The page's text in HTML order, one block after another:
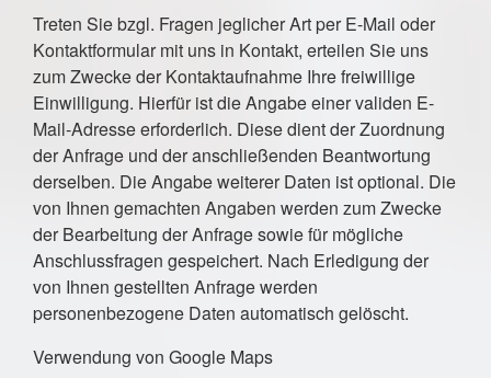
Treten Sie bzgl. Fragen jeglicher Art per E-Mail oder
Kontaktformular mit uns in Kontakt, erteilen Sie uns
zum Zwecke der Kontaktaufnahme Ihre freiwillige
Einwilligung. Hierfür ist die Angabe einer validen E-
Mail-Adresse erforderlich. Diese dient der Zuordnung
der Anfrage und der anschließenden Beantwortung
derselben. Die Angabe weiterer Daten ist optional. Die
von Ihnen gemachten Angaben werden zum Zwecke
der Bearbeitung der Anfrage sowie für mögliche
Anschlussfragen gespeichert. Nach Erledigung der
von Ihnen gestellten Anfrage werden
personenbezogene Daten automatisch gelöscht.
Verwendung von Google Maps